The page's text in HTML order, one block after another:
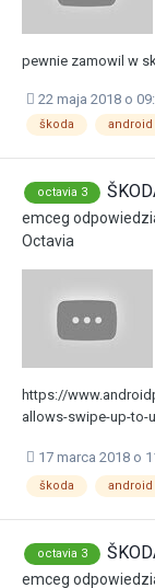
pewnie zamowil w
22 maja 2018 o
škoda android
octavia 3
emceg
Octavia
https://
allows-swipe-up-to-
17 marca 2018 o
škoda android
octavia 3
emceg